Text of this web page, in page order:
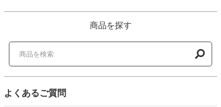
商品を探す
よくあるご質問